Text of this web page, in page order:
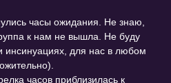
часы ожидания. Не знаю,
к нам не вышла. Не буду
инсинуациях, для нас в любом
часов приблизилась к